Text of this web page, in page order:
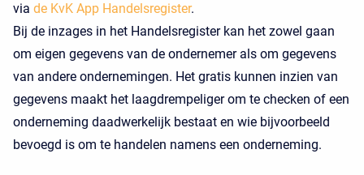
via de KvK App Handelsregister.
Bij de inzages in het Handelsregister kan het zowel gaan
om eigen gegevens van de ondernemer als om gegevens
van andere ondernemingen. Het gratis kunnen inzien van
gegevens maakt het laagdrempeliger om te checken of een
onderneming daadwerkelijk bestaat en wie bijvoorbeeld
bevoegd is om te handelen namens een onderneming.